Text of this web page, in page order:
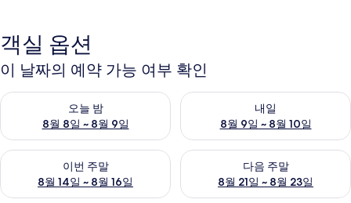
객실 옵션
이 날짜의 예약 가능 여부 확인
오늘 밤
8월 8일 ~ 8월 9일
오늘 밤 예약 가능 여부 확인, 8월 8일 ~ 8월 9일
내일
8월 9일 ~ 8월 10일
내일 예약 가능 여부 확인, 8월
이번 주말
8월 14일 ~ 8월 16일
이번 주말 예약 가능 여부 확인, 8월 14일 ~ 8월 16일
다음 주말
8월 21일 ~ 8월 23일
다음 주말 예약 가능 여부 확인